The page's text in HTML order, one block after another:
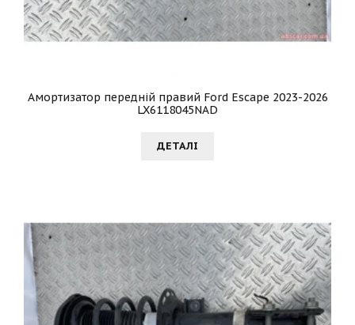
Амортизатор передній правий Ford Escape 2023-2026
LX6118045NAD
ДЕТАЛI